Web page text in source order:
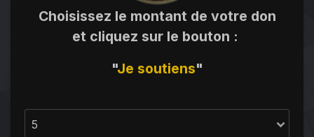
Choisissez le montant de votre don
et cliquez sur le bouton :
"Je soutiens"